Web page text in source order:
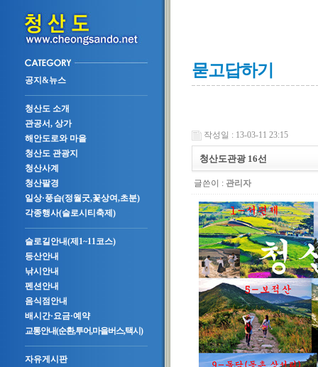
공지&뉴스
청산도 소개
관공서, 상가
해안도로와 마을
청산도 관광지
청산사계
청산팔경
일상·풍습(정월굿,꽃상여,초분)
각종행사(슬로시티축제)
슬로길안내(제1~11코스)
등산안내
낚시안내
펜션안내
음식점안내
배시간·요금·예약
교통안내(순환,투어,마을버스,택시)
자유게시판
묻고답하기
작성일 : 13-03-11 23:15
청산도관광 16선
글쓴이 : 관리자